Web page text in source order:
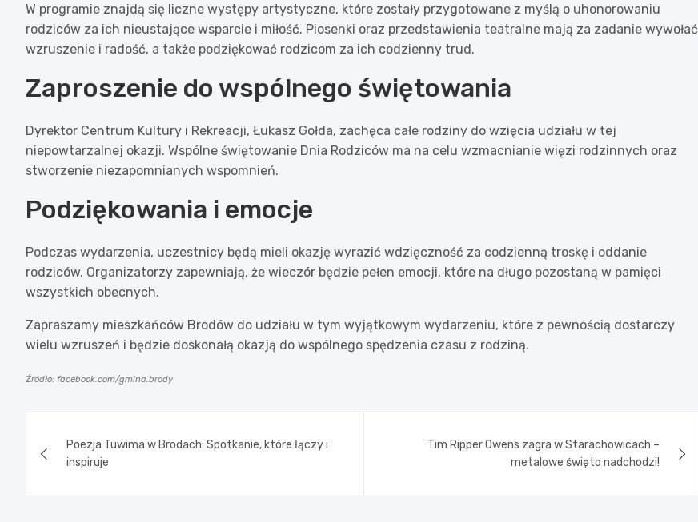
W programie znajdą się liczne występy artystyczne, które zostały przygotowane z myślą o uhonorowaniu
rodziców za ich nieustające wsparcie i miłość. Piosenki oraz przedstawienia teatralne mają za zadanie wywołać
wzruszenie i radość, a także podziękować rodzicom za ich codzienny trud.
Zaproszenie do wspólnego świętowania
Dyrektor Centrum Kultury i Rekreacji, Łukasz Gołda, zachęca całe rodziny do wzięcia udziału w tej
niepowtarzalnej okazji. Wspólne świętowanie Dnia Rodziców ma na celu wzmacnianie więzi rodzinnych oraz
stworzenie niezapomnianych wspomnień.
Podziękowania i emocje
Podczas wydarzenia, uczestnicy będą mieli okazję wyrazić wdzięczność za codzienną troskę i oddanie
rodziców. Organizatorzy zapewniają, że wieczór będzie pełen emocji, które na długo pozostaną w pamięci
wszystkich obecnych.
Zapraszamy mieszkańców Brodów do udziału w tym wyjątkowym wydarzeniu, które z pewnością dostarczy
wielu wzruszeń i będzie doskonałą okazją do wspólnego spędzenia czasu z rodziną.
Źródło: facebook.com/gmina.brody
wpisuPoezja Tuwima w Brodach: Spotkanie, które łączy i
inspiruje
Tim Ripper Owens zagra w Starachowicach –
metalowe święto nadchodzi!